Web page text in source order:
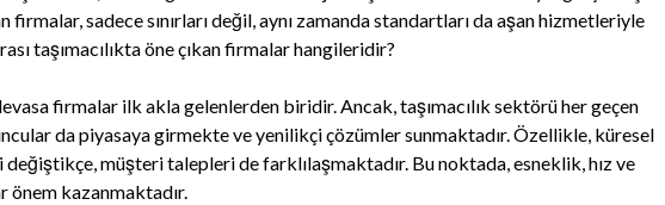
firmalar, sadece sınırları değil, aynı zamanda standartları da aşan hizmetleriyle
taşımacılıkta öne çıkan firmalar hangileridir?
firmalar ilk akla gelenlerden biridir. Ancak, taşımacılık sektörü her geçen
da piyasaya girmekte ve yenilikçi çözümler sunmaktadır. Özellikle, küresel
müşteri talepleri de farklılaşmaktadır. Bu noktada, esneklik, hız ve
kazanmaktadır.